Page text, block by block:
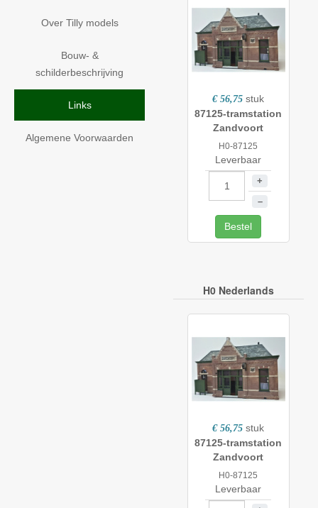
Over Tilly models
Bouw- &
schilderbeschrijving
Links
Algemene Voorwaarden
€ 56,75 stuk
87125-tramstation
Zandvoort
H0-87125
Leverbaar
+
–
Bestel
H0 Nederlands
€ 56,75 stuk
87125-tramstation
Zandvoort
H0-87125
Leverbaar